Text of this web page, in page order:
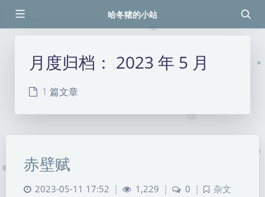
哈冬猪的小站
月度归档： 2023 年 5 月
1 篇文章
赤壁赋
2023-05-11 17:52 | 1,229 | 0 | 杂文